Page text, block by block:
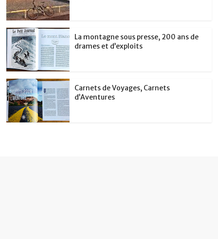
La montagne sous presse, 200 ans de
drames et d’exploits
Carnets de Voyages, Carnets
d’Aventures